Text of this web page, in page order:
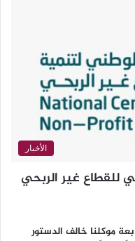
الأخبار
للقطاع غير الربحي
موكلنا خالف الدستور